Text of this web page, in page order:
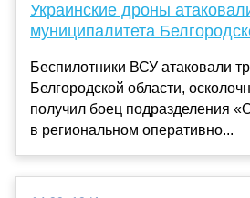
Украинские дроны
муниципалитета
Беспилотники ВСУ атаковали
Белгородской области,
получил боец подразделения
в региональном оперативно...